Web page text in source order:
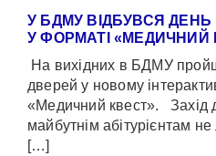
У БДМУ ВІДБУВСЯ ДЕНЬ
У ФОРМАТІ «МЕДИЧНИЙ
На вихідних в БДМУ
дверей у новому
«Медичний квест». Захід
майбутнім абітурієнтам
[…]